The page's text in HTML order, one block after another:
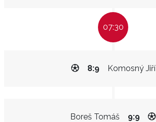
07:30
Komosný Jiří
8:9
Boreš Tomáš 9:9